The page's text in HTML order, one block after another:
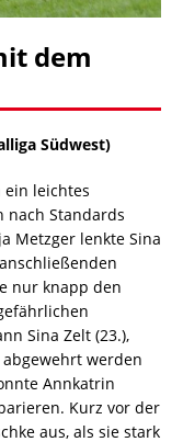
dem
Südwest)
ein leichtes
nach Standards
Metzger lenkte Sina
nur knapp den
Sina Zelt (23.),
werden
Annkatrin
Kurz vor der
aus, als sie stark